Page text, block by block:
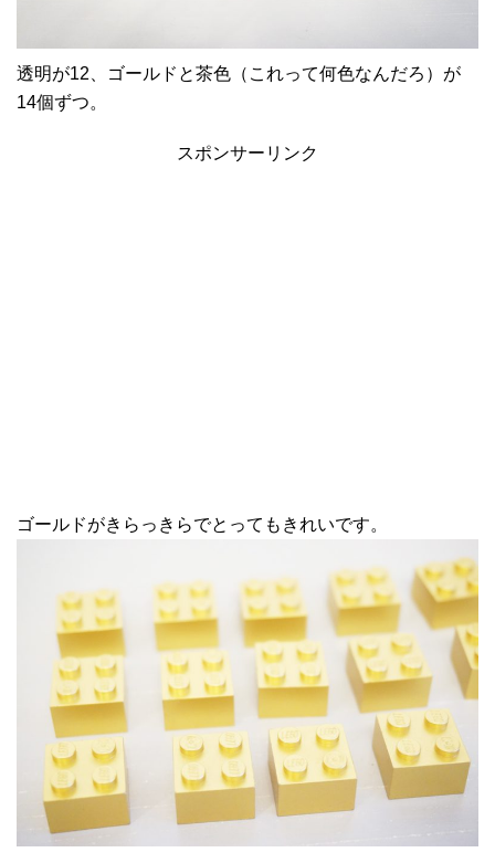
透明が12、ゴールドと茶色（これって何色なんだろ）が
14個ずつ。
スポンサーリンク
ゴールドがきらっきらでとってもきれいです。